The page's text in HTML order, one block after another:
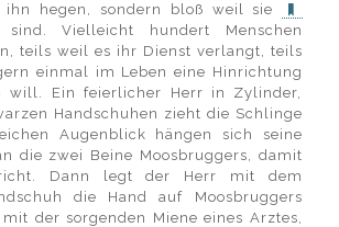
ihn hegen, sondern bloß weil sie
Vielleicht hundert Menschen
teils weil es ihr Dienst verlangt, teils
einmal im Leben eine Hinrichtung
will. Ein feierlicher Herr in Zylinder,
Handschuhen zieht die Schlinge
Augenblick hängen sich seine
die zwei Beine Moosbruggers, damit
Dann legt der Herr mit dem
die Hand auf Moosbruggers
der sorgenden Miene eines Arztes,